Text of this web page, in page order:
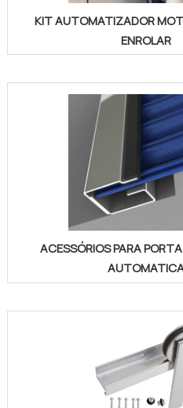
KIT AUTOMATIZADOR
ENROLAR
ACESSÓRIOS PARA